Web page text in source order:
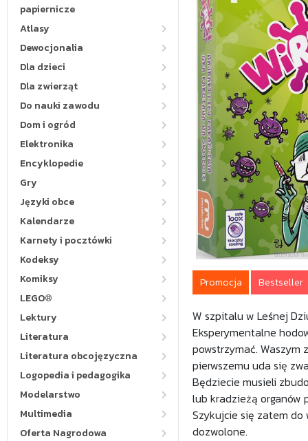
papiernicze
Atlasy
Dewocjonalia
Dla dzieci
Dla zwierząt
Do nauki zawodu
Dom i ogród
Elektronika
Encyklopedie
Gry
Języki obce
Kalendarze
Karnety i pocztówki
Kodeksy
Komiksy
LEGO®
Lektury
Literatura
Literatura obcojęzyczna
Logopedia i pedagogika
Modelarstwo
Multimedia
Oferta Nagrodowa
Promocja Bestseller
W szpitalu w Leśnej
Eksperymentalne
powstrzymać. Waszym
pierwszemu uda się
Będziecie musieli
lub kradzieżą organów
Szykujcie się zatem do
dozwolone.